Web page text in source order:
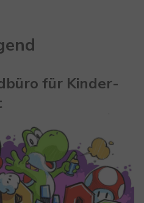
für Kinder-